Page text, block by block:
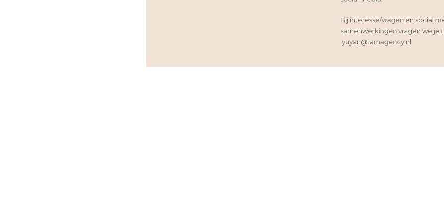
Bij interesse/vragen en social
samenwerkingen vragen we je
yuyan@1amagency.nl